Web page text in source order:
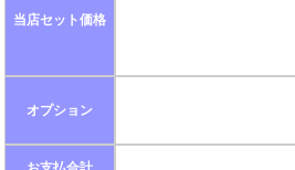
当店セット価格
オプション